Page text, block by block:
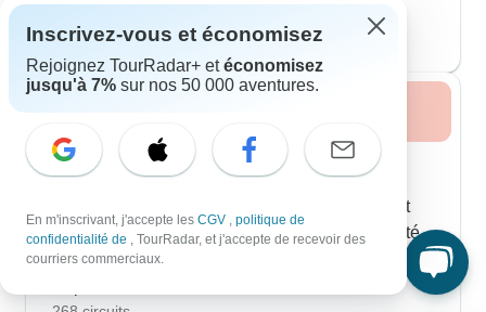
Août 2026
293 circuits
Les températures plus fraîches de l'automne
éloignent les touristes. Observez les oiseaux
migrateurs et les bébés lions de mer qui jouent
sur les rivages. C'est une excellente opportunité
pour l'observation de la faune et la photographie.
Inscrivez-vous et économisez
Rejoignez TourRadar+ etéconomisez
jusqu'à 7% sur nos 50 000 aventures.
En m'inscrivant, j'accepte les CGV , politique de
confidentialité de , TourRadar, et j'accepte de recevoir des
courriers commerciaux.